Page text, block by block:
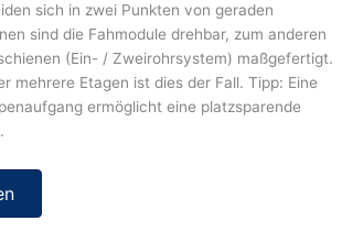
sich in zwei Punkten von geraden
sind die Fahmodule drehbar, zum anderen
(Ein- / Zweirohrsystem) maßgefertigt.
mehrere Etagen ist dies der Fall. Tipp: Eine
ermöglicht eine platzsparende